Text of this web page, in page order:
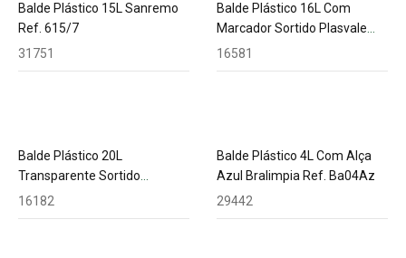
Balde Plástico 15L Sanremo
Ref. 615/7
31751
Balde Plástico 16L Com
Marcador Sortido Plasvale
Ref. 162
16581
Balde Plástico 20L
Transparente Sortido
Plasvale Ref. 168
16182
Balde Plástico 4L Com Alça
Azul Bralimpia Ref. Ba04Az
29442